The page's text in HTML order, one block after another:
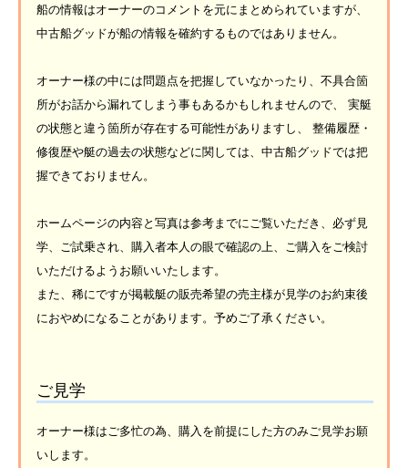
船の情報はオーナーのコメントを元にまとめられていますが、
中古船グッドが船の情報を確約するものではありません。
オーナー様の中には問題点を把握していなかったり、不具合箇
所がお話から漏れてしまう事もあるかもしれませんので、 実艇
の状態と違う箇所が存在する可能性がありますし、 整備履歴・
修復歴や艇の過去の状態などに関しては、中古船グッドでは把
握できておりません。
ホームページの内容と写真は参考までにご覧いただき、必ず見
学、ご試乗され、購入者本人の眼で確認の上、ご購入をご検討
いただけるようお願いいたします。
また、稀にですが掲載艇の販売希望の売主様が見学のお約束後
におやめになることがあります。予めご了承ください。
ご見学
オーナー様はご多忙の為、購入を前提にした方のみご見学お願
いします。